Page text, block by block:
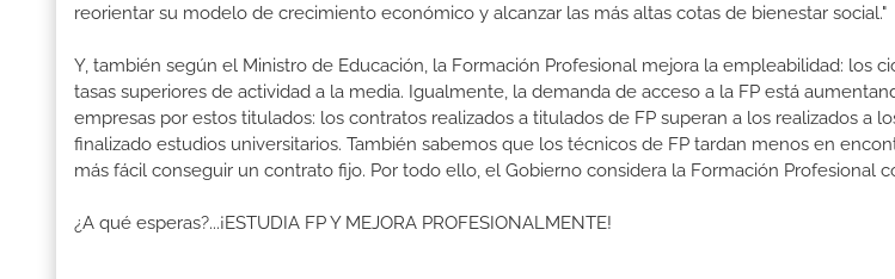
reorientar su modelo de crecimiento económico y alcanzar las más altas cotas de bienestar social."
Y, también según el Ministro de Educación, la Formación Profesional mejora la empleabilidad: los
tasas superiores de actividad a la media. Igualmente, la demanda de acceso a la FP está
empresas por estos titulados: los contratos realizados a titulados de FP superan a los realizados a
finalizado estudios universitarios. También sabemos que los técnicos de FP tardan menos en
más fácil conseguir un contrato fijo. Por todo ello, el Gobierno considera la Formación Profesional
¿A qué esperas?...¡ESTUDIA FP Y MEJORA PROFESIONALMENTE!